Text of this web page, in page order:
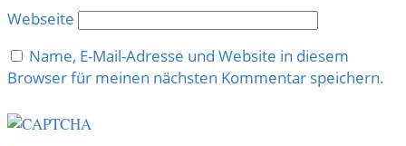
Webseite
Name, E-Mail-Adresse und Website in diesem
Browser für meinen nächsten Kommentar speichern.